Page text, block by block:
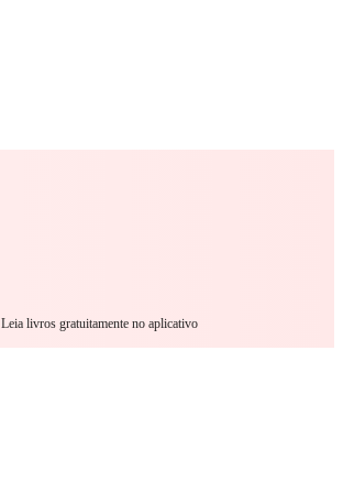
Leia livros gratuitamente no aplicativo